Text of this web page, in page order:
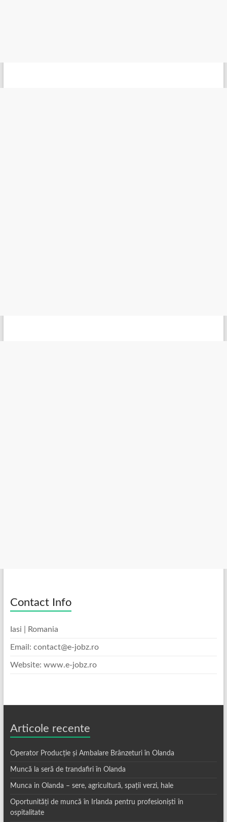
Contact Info
Iasi | Romania
Email: contact@e-jobz.ro
Website: www.e-jobz.ro
Articole recente
Operator Producție și Ambalare Brânzeturi în Olanda
Muncă la seră de trandafiri în Olanda
Munca in Olanda – sere, agricultură, spații verzi, hale
Oportunități de muncă în Irlanda pentru profesioniști în
ospitalitate